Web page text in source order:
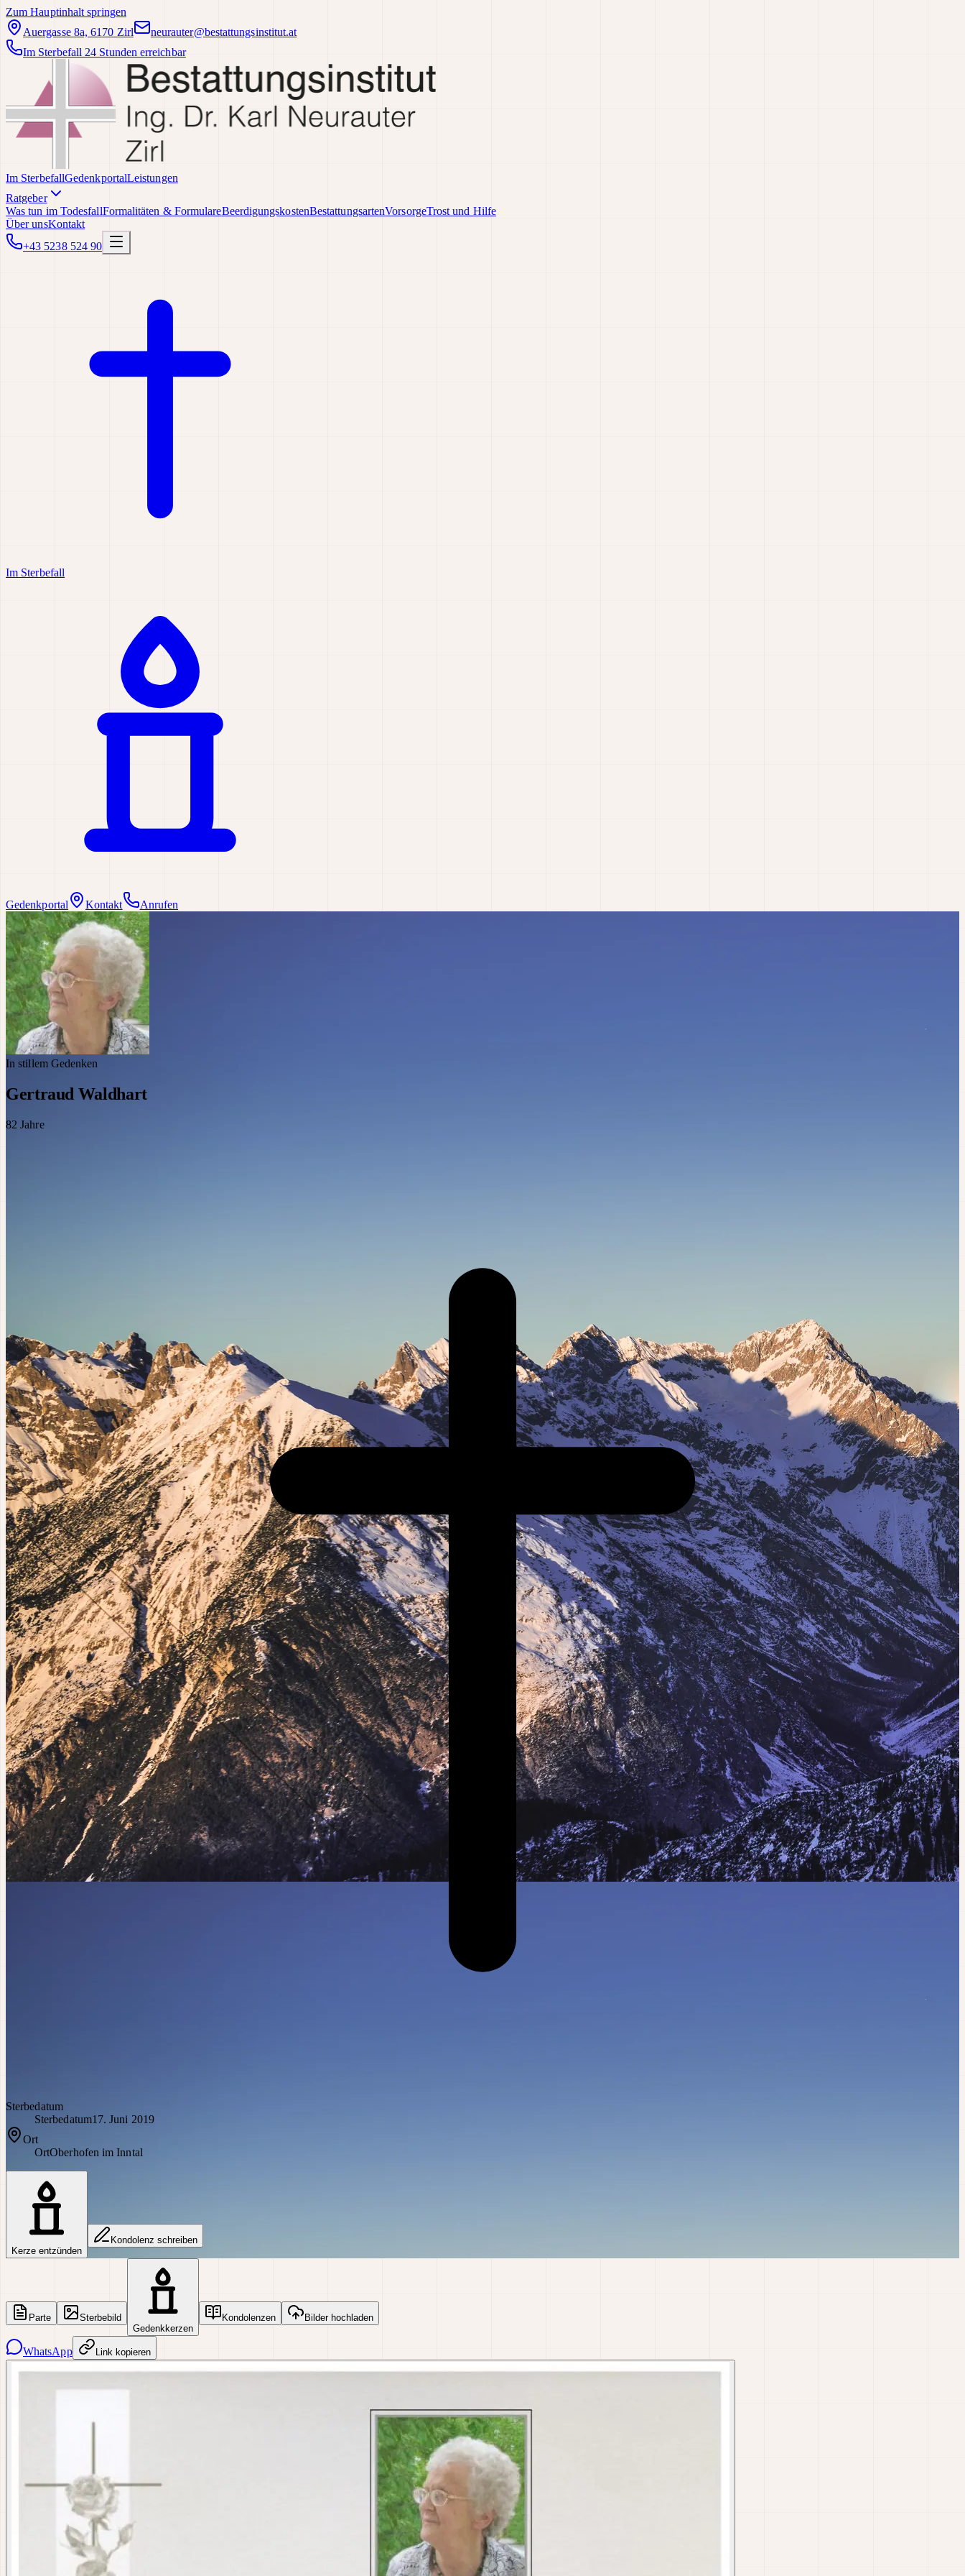
Zum Hauptinhalt springen
Auergasse 8a, 6170 Zirl
neurauter@bestattungsinstitut.at
Im Sterbefall 24 Stunden erreichbar
Im SterbefallGedenkportalLeistungen
Ratgeber
Was tun im TodesfallFormalitäten & FormulareBeerdigungskostenBestattungsartenVorsorgeTrost und Hilfe
Über unsKontakt
+43 5238 524 90
Im Sterbefall
Gedenkportal Kontakt Anrufen
In stillem Gedenken
Gertraud Waldhart
82 Jahre
Sterbedatum
Sterbedatum17. Juni 2019
Ort
OrtOberhofen im Inntal
Kerze entzünden
Kondolenz schreiben
Parte
Sterbebild
Gedenkkerzen
Kondolenzen Bilder hochladen
WhatsApp Link kopieren